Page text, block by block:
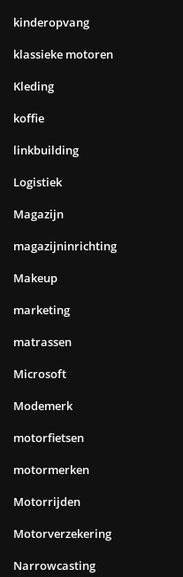
kinderopvang
klassieke motoren
Kleding
koffie
linkbuilding
Logistiek
Magazijn
magazijninrichting
Makeup
marketing
matrassen
Microsoft
Modemerk
motorfietsen
motormerken
Motorrijden
Motorverzekering
Narrowcasting